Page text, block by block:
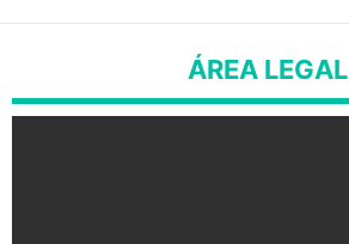
ÁREA LEGAL